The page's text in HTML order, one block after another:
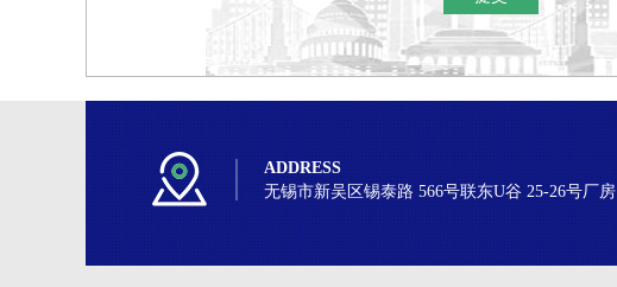
ADDRESS
无锡市新吴区锡泰路 566号联东U谷 25-26号厂房